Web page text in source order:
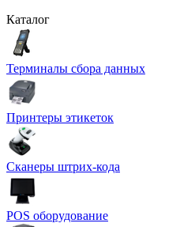
Каталог
Терминалы сбора данных
Принтеры этикеток
Сканеры штрих-кода
POS оборудование